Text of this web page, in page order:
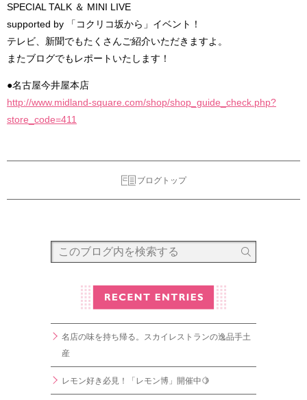
SPECIAL TALK ＆ MINI LIVE
supported by 「コクリコ坂から」イベント！
テレビ、新聞でもたくさんご紹介いただきますよ。
またブログでもレポートいたします！
●名古屋今井屋本店
http://www.midland-square.com/shop/shop_guide_check.php?
store_code=411
ブログトップ
名店の味を持ち帰る。スカイレストランの逸品手土
産
レモン好き必見！「レモン博」開催中🍋